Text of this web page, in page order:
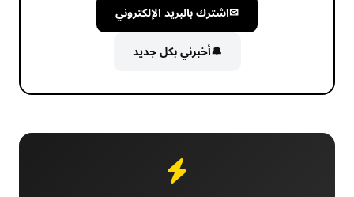
✉اشترك بالبريد الإلكتروني
🔔أخبرني بكل جديد